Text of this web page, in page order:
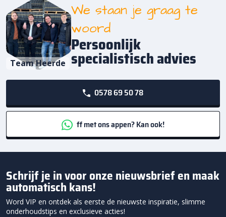
Team Heerde
We staan je graag te
woord
Persoonlijk
specialistisch advies
0578 69 50 78
ff met ons appen? Kan ook!
Schrijf je in voor onze nieuwsbrief en maak
automatisch kans!
Word VIP en ontdek als eerste de nieuwste inspiratie, slimme
onderhoudstips en exclusieve acties!